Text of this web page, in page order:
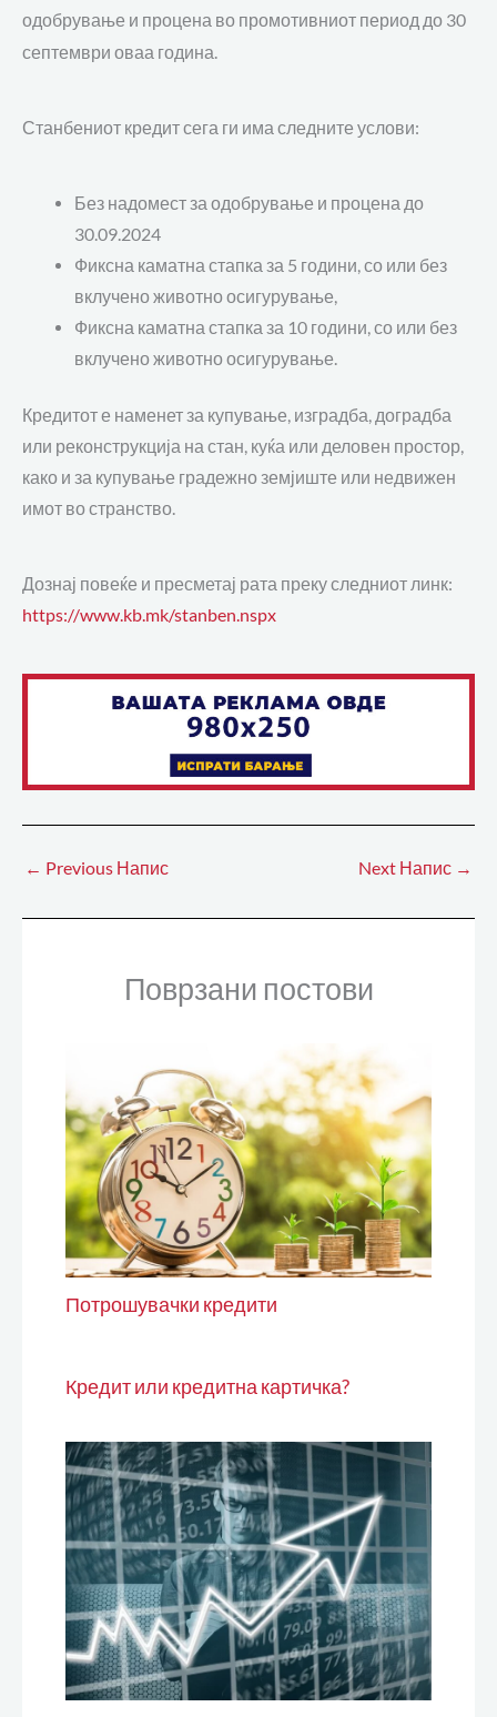
одобрување и процена во промотивниот период до 30
септември оваа година.
Станбениот кредит сега ги има следните услови:
Без надомест за одобрување и процена до
30.09.2024
Фиксна каматна стапка за 5 години, со или без
вклучено животно осигурување,
Фиксна каматна стапка за 10 години, со или без
вклучено животно осигурување.
Кредитот е наменет за купување, изградба, доградба
или реконструкција на стан, куќа или деловен простор,
како и за купување градежно земјиште или недвижен
имот во странство.
Дознај повеќе и пресметај рата преку следниот линк:
https://www.kb.mk/stanben.nspx
← Previous Напис Next Напис →
Поврзани постови
Потрошувачки кредити
Кредит или кредитна картичка?